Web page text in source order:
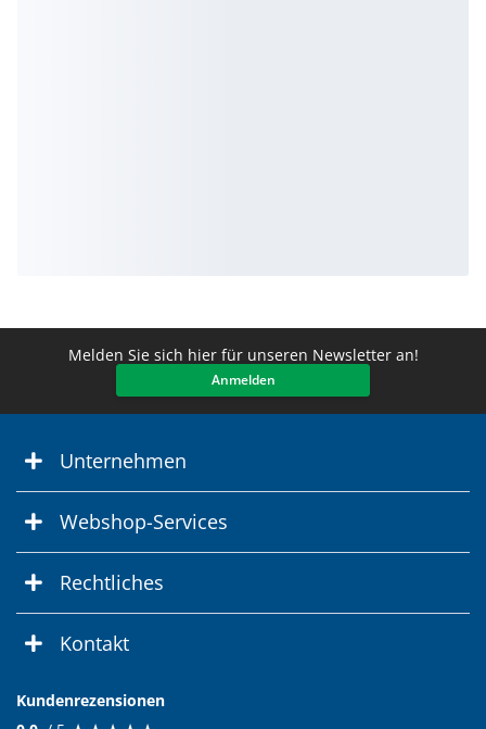
Melden Sie sich hier für unseren Newsletter an!
Anmelden
Unternehmen
Webshop-Services
Rechtliches
Kontakt
Kundenrezensionen